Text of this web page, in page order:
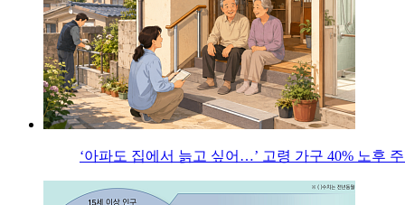
‘아파도 집에서 늙고 싶어…’ 고령 가구 40% 노후